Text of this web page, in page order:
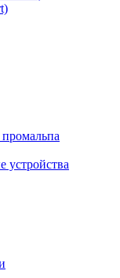
устройства